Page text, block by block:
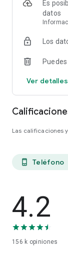
preálgebra,
cálculo, álgebra
economía,
Khan Academy
gratis, para
Es
datos
Los
Ver detalles
Las calificaciones
phone_android Teléfono
4.2
156 k opiniones